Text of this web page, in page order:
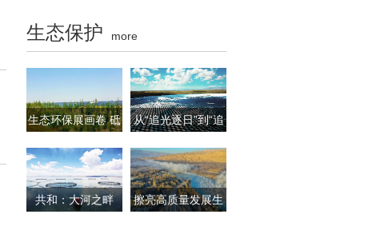
生态保护 more
生态环保展画卷 砥
2024年海南州生态
建设与保护工作速
写
共和：大河之畔
从“追光逐日”到“追
洁能源高地建设掀
开新篇章
擦亮高质量发展生